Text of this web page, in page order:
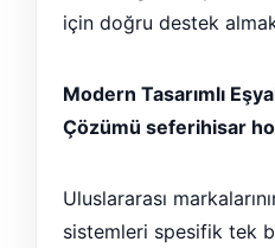
için doğru destek
Modern Tasarımlı
Çözümü seferihisar
Uluslararası
sistemleri spesifik tek